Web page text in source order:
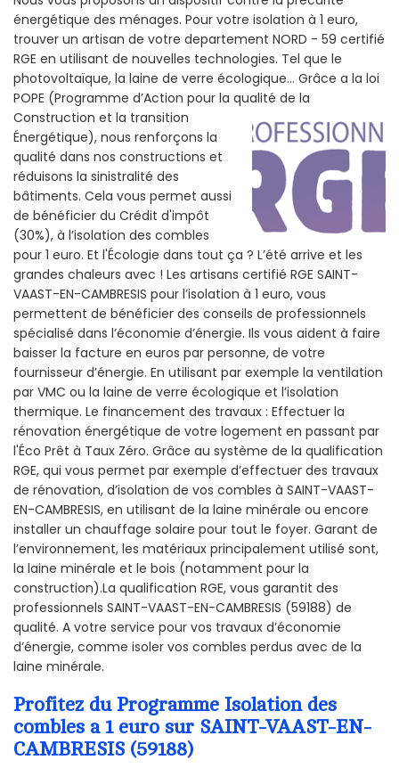
énergétique des ménages. Pour votre isolation à 1 euro,
trouver un artisan de votre departement NORD - 59 certifié
RGE en utilisant de nouvelles technologies. Tel que le
photovoltaïque, la laine de verre écologique... Grâce a la loi
POPE (Programme d’Action pour la qualité de la
Construction et la transition
Énergétique), nous renforçons la
qualité dans nos constructions et
réduisons la sinistralité des
bâtiments. Cela vous permet aussi
de bénéficier du Crédit d'impôt
(30%), à l’isolation des combles
pour 1 euro. Et l'Écologie dans tout ça ? L’été arrive et les
grandes chaleurs avec ! Les artisans certifié RGE SAINT-
VAAST-EN-CAMBRESIS pour l’isolation à 1 euro, vous
permettent de bénéficier des conseils de professionnels
spécialisé dans l’économie d’énergie. Ils vous aident à faire
baisser la facture en euros par personne, de votre
fournisseur d’énergie. En utilisant par exemple la ventilation
par VMC ou la laine de verre écologique et l’isolation
thermique. Le financement des travaux : Effectuer la
rénovation énergétique de votre logement en passant par
l'Éco Prêt à Taux Zéro. Grâce au système de la qualification
RGE, qui vous permet par exemple d’effectuer des travaux
de rénovation, d’isolation de vos combles à SAINT-VAAST-
EN-CAMBRESIS, en utilisant de la laine minérale ou encore
installer un chauffage solaire pour tout le foyer. Garant de
l’environnement, les matériaux principalement utilisé sont,
la laine minérale et le bois (notamment pour la
construction).La qualification RGE, vous garantit des
professionnels SAINT-VAAST-EN-CAMBRESIS (59188) de
qualité. A votre service pour vos travaux d’économie
d’énergie, comme isoler vos combles perdus avec de la
laine minérale.
Profitez du Programme Isolation des
combles a 1 euro sur SAINT-VAAST-EN-
CAMBRESIS (59188)